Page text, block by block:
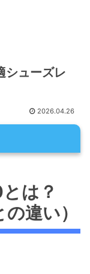
ューズレ
2026.04.26
づく検証）
は？
違い）